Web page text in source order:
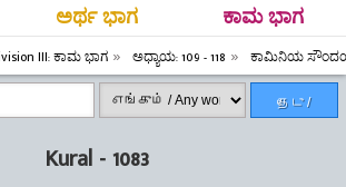
ಅರ್ಥ ಭಾಗ ಕಾಮ ಭಾಗ
III: ಕಾಮ ಭಾಗ ಅಧ್ಯಾಯ: 109 - 118 ಕಾಮಿನಿಯ
தேடு /
Kural - 1083